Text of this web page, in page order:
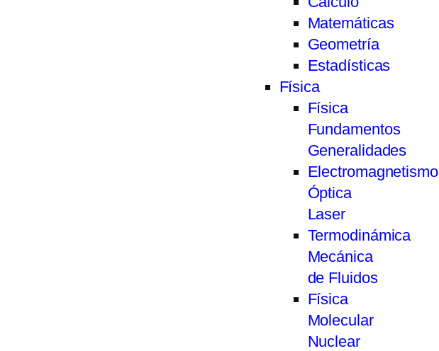
Matemáticas
Geometría
Estadísticas
Física
Física
Fundamentos
Generalidades
Electromagnetismo
Óptica
Laser
Termodinámica
Mecánica
de Fluidos
Física
Molecular
Nuclear